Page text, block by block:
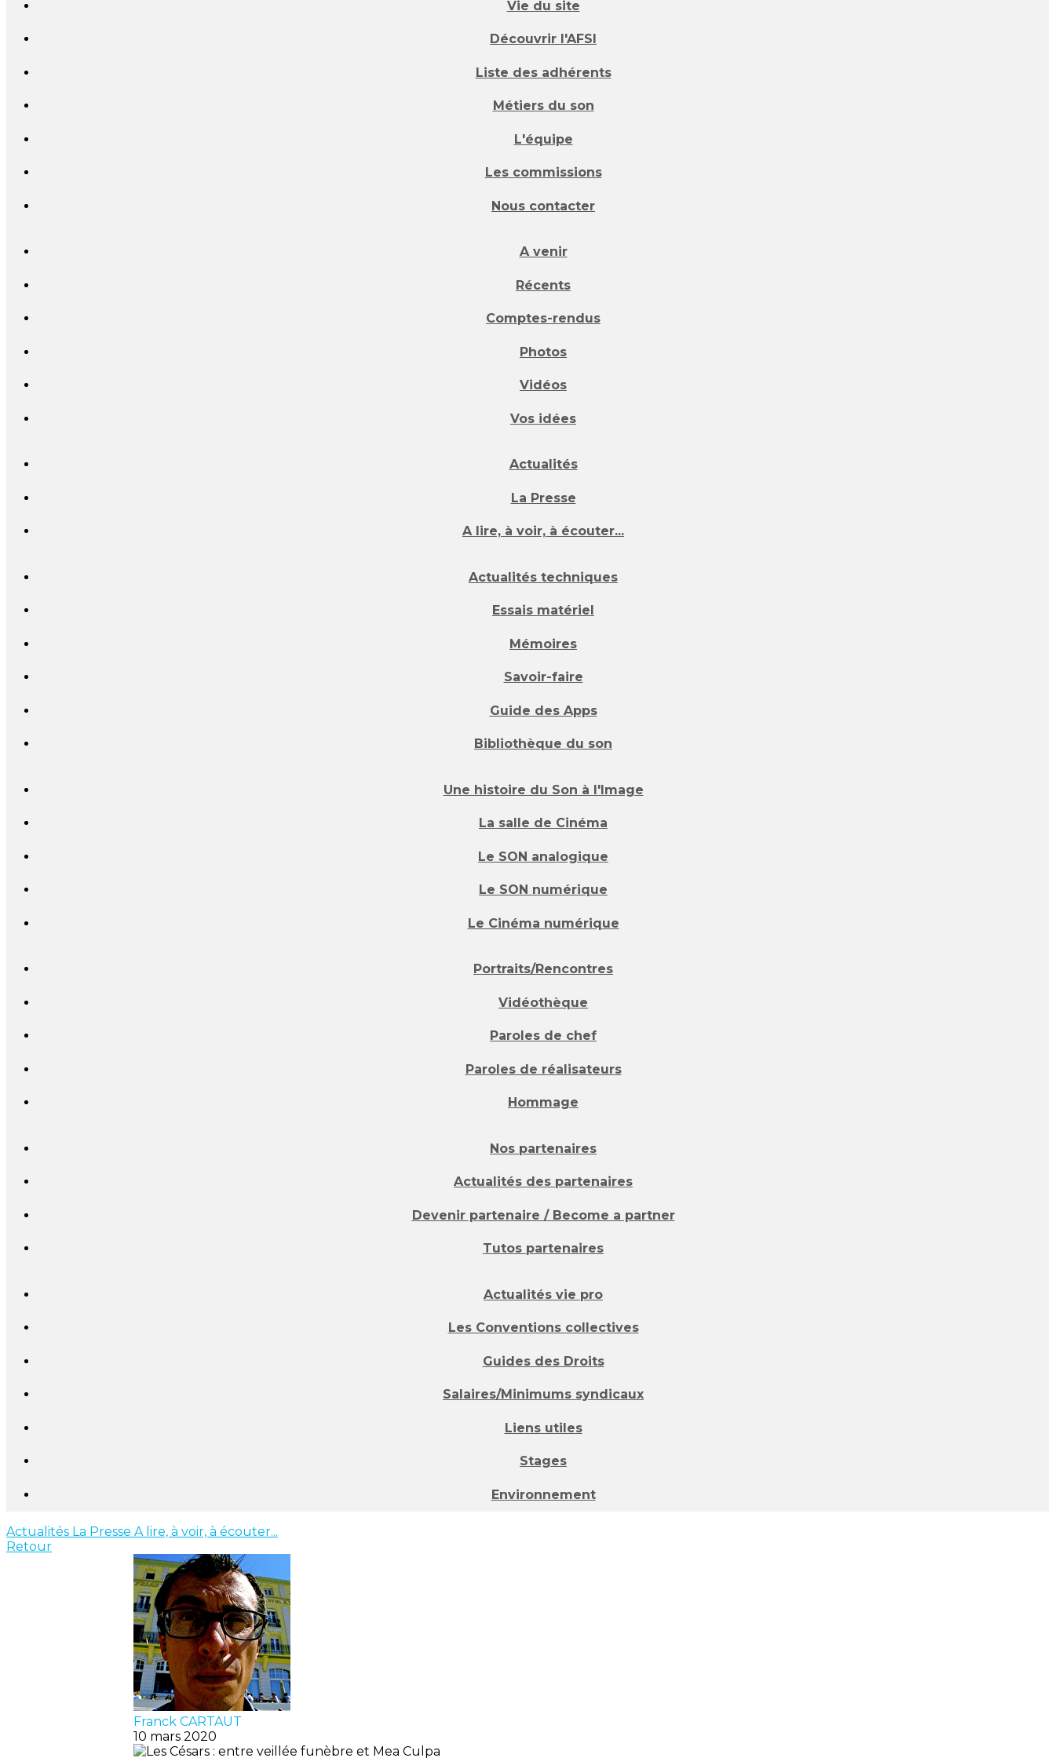
Vie du site
Découvrir l'AFSI
Liste des adhérents
Métiers du son
L'équipe
Les commissions
Nous contacter
A venir
Récents
Comptes-rendus
Photos
Vidéos
Vos idées
Actualités
La Presse
A lire, à voir, à écouter...
Actualités techniques
Essais matériel
Mémoires
Savoir-faire
Guide des Apps
Bibliothèque du son
Une histoire du Son à l'Image
La salle de Cinéma
Le SON analogique
Le SON numérique
Le Cinéma numérique
Portraits/Rencontres
Vidéothèque
Paroles de chef
Paroles de réalisateurs
Hommage
Nos partenaires
Actualités des partenaires
Devenir partenaire / Become a partner
Tutos partenaires
Actualités vie pro
Les Conventions collectives
Guides des Droits
Salaires/Minimums syndicaux
Liens utiles
Stages
Environnement
Actualités La Presse A lire, à voir, à écouter...
Retour
Franck CARTAUT
10 mars 2020